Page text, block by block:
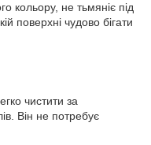
кольору, не тьмяніє під
поверхні чудово бігати
чистити за
Він не потребує